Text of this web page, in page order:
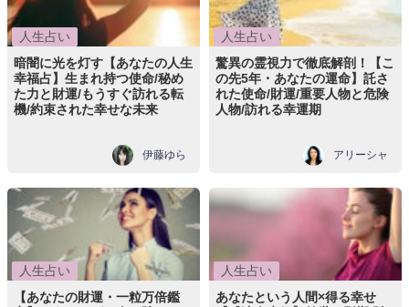
人生占い
暗闇に光を灯す【あなたの人生
幸福占】生まれ持つ使命/秘め
た力と財運/もうすぐ訪れる転
機/約束された幸せな未来
伊藤ゆら
人生占い
驚異の霊視力で徹底解剖！【こ
の先5年・あなたの運命】託さ
れた使命/財運/重要人物と危険
人物/訪れる幸運期
アリーシャ
人生占い
【あなたの財運・一粒万倍鑑
人生占い
あなたという人間×得る幸せ